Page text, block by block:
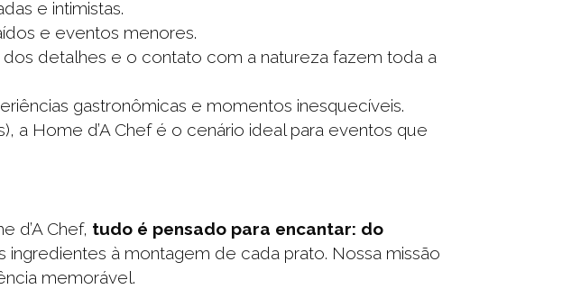
e intimistas.
e eventos menores.
detalhes e o contato com a natureza fazem toda a
gastronômicas e momentos inesquecíveis.
a Home d’A Chef é o cenário ideal para eventos que
d’A Chef, tudo é pensado para encantar: do
ingredientes à montagem de cada prato. Nossa missão
memorável.